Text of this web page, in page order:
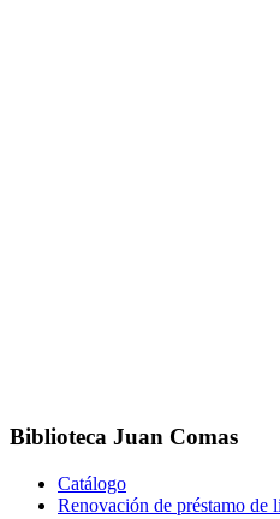
Biblioteca Juan Comas
Catálogo
Renovación de préstamo de